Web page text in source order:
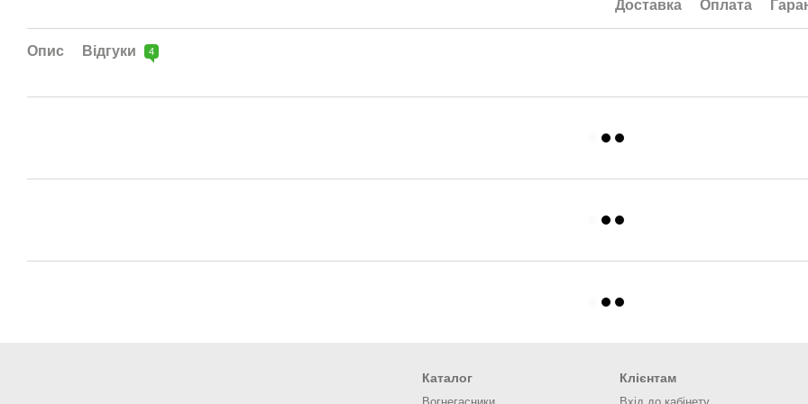
Доставка Оплата
Опис Відгуки 4
Каталог Клієнтам